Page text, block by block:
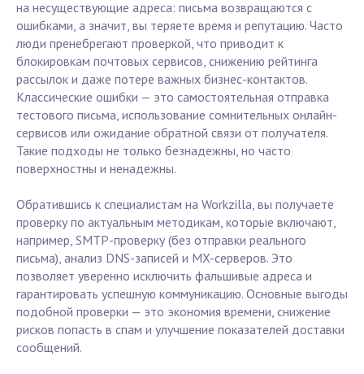
на несуществующие адреса: письма возвращаются с
ошибками, а значит, вы теряете время и репутацию. Часто
люди пренебрегают проверкой, что приводит к
блокировкам почтовых сервисов, снижению рейтинга
рассылок и даже потере важных бизнес-контактов.
Классические ошибки — это самостоятельная отправка
тестового письма, использование сомнительных онлайн-
сервисов или ожидание обратной связи от получателя.
Такие подходы не только безнадежны, но часто
поверхностны и ненадежны.
Обратившись к специалистам на Workzilla, вы получаете
проверку по актуальным методикам, которые включают,
например, SMTP-проверку (без отправки реального
письма), анализ DNS-записей и MX-серверов. Это
позволяет уверенно исключить фальшивые адреса и
гарантировать успешную коммуникацию. Основные выгоды
подобной проверки — это экономия времени, снижение
рисков попасть в спам и улучшение показателей доставки
сообщений.